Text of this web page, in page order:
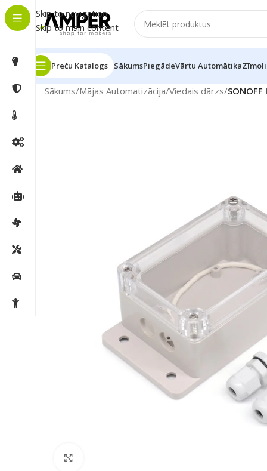
Skip to navigation
Skip to main content
Preču Katalogs SākumsPiegādeVārtu AutomātikaZīmoli
Sākums/Mājas Automatizācija/Viedais dārzs/